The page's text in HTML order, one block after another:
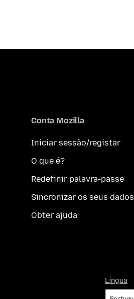
Conta Mozilla
Iniciar sessão/registar
O que é?
Redefinir palavra-passe
Sincronizar os seus dados
Obter ajuda
Língua